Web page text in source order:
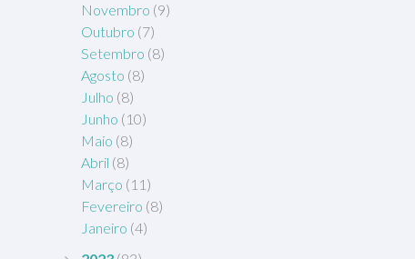
Novembro (9)
Outubro (7)
Setembro (8)
Agosto (8)
Julho (8)
Junho (10)
Maio (8)
Abril (8)
Março (11)
Fevereiro (8)
Janeiro (4)